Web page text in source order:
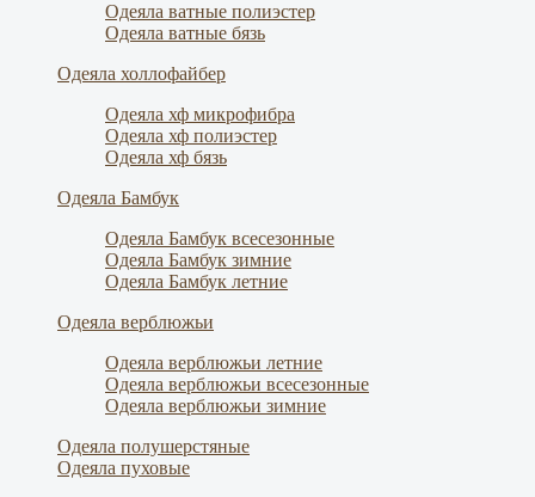
Одеяла ватные полиэстер
Одеяла ватные бязь
Одеяла холлофайбер
Одеяла хф микрофибра
Одеяла хф полиэстер
Одеяла хф бязь
Одеяла Бамбук
Одеяла Бамбук всесезонные
Одеяла Бамбук зимние
Одеяла Бамбук летние
Одеяла верблюжьи
Одеяла верблюжьи летние
Одеяла верблюжьи всесезонные
Одеяла верблюжьи зимние
Одеяла полушерстяные
Одеяла пуховые